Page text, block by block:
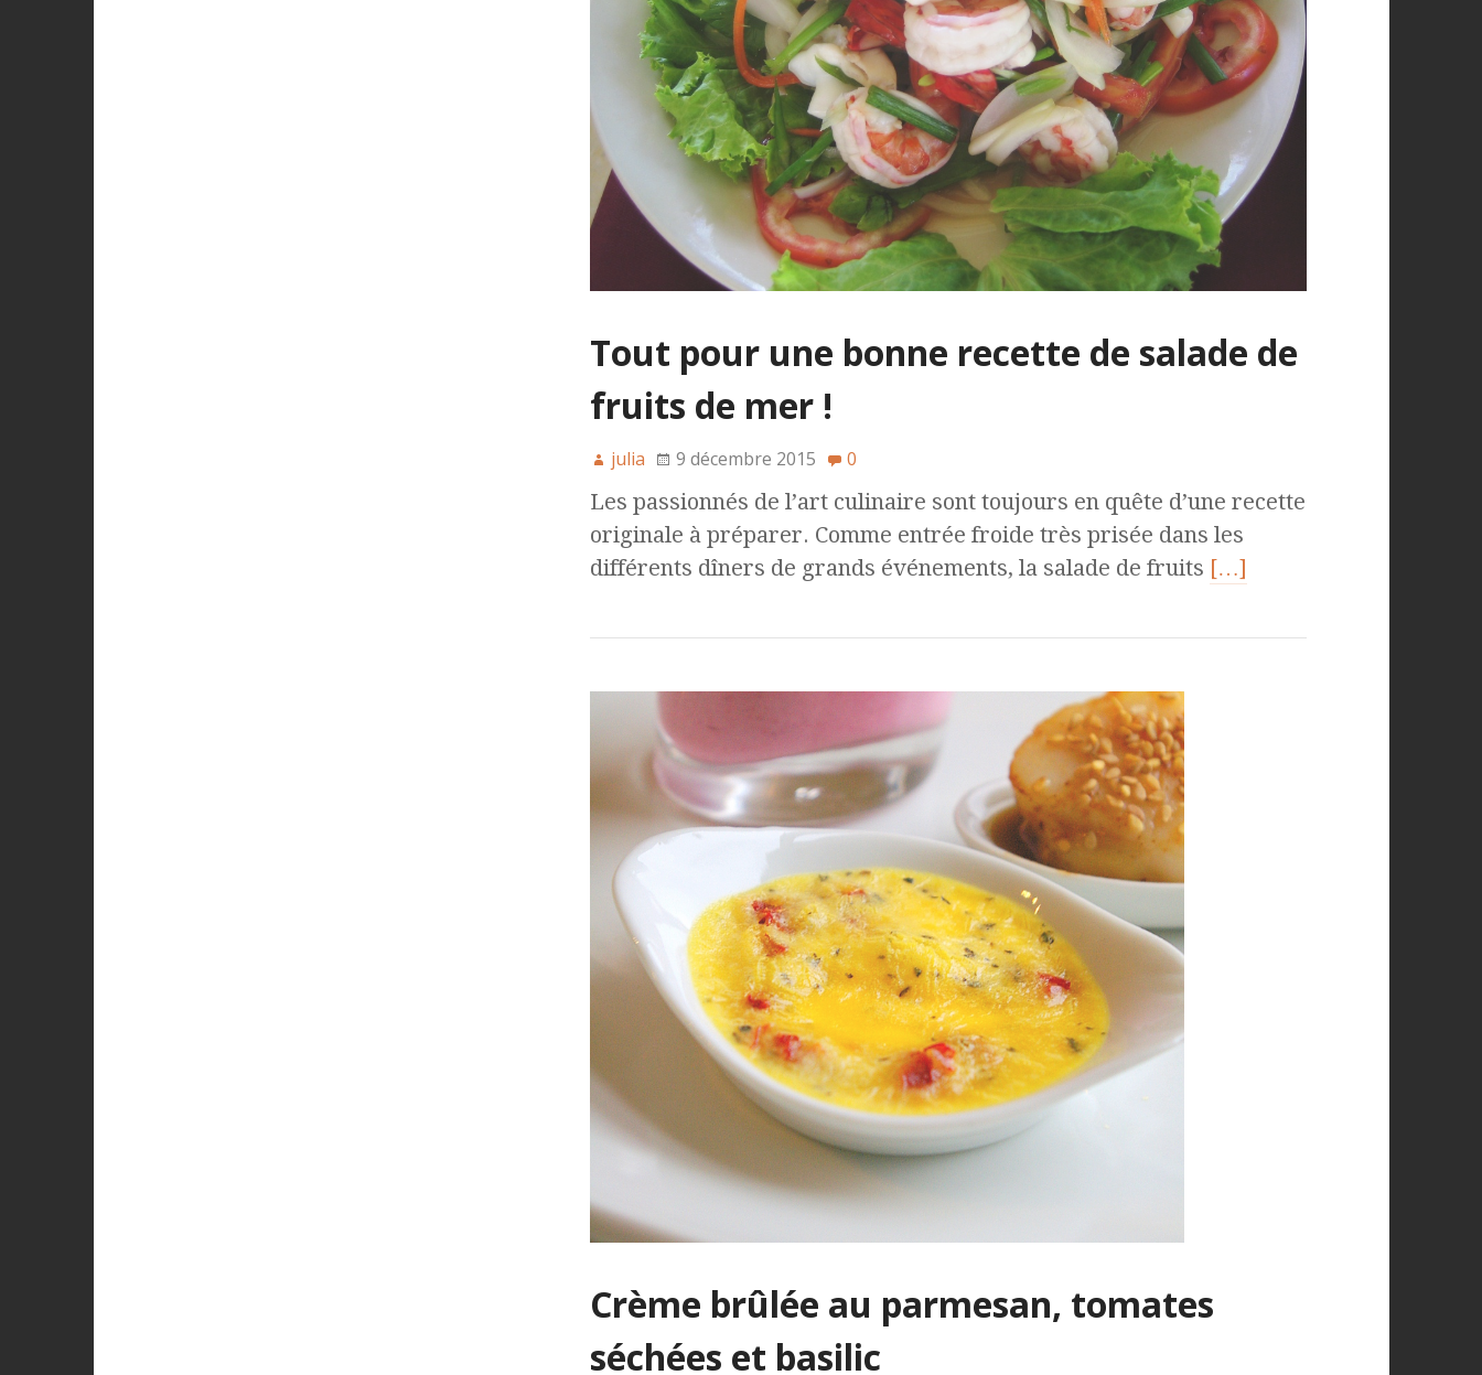
Tout pour une bonne recette de salade de
fruits de mer !
julia 9 décembre 2015 0
Les passionnés de l’art culinaire sont toujours en quête d’une recette
originale à préparer. Comme entrée froide très prisée dans les
différents dîners de grands événements, la salade de fruits […]
Crème brûlée au parmesan, tomates
séchées et basilic